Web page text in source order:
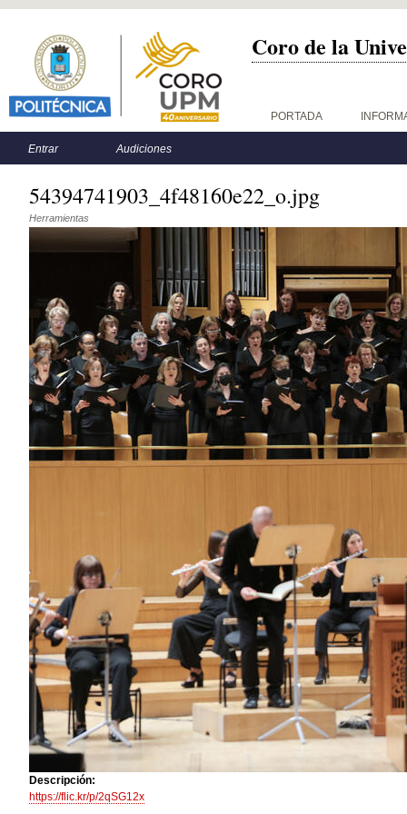
Coro de la
Menú principal PORTADA
Menú secundario
Entrar Audiciones
54394741903_4f48160e22_o.jpg
Herramientas
Descripción:
https://flic.kr/p/2qSG12x